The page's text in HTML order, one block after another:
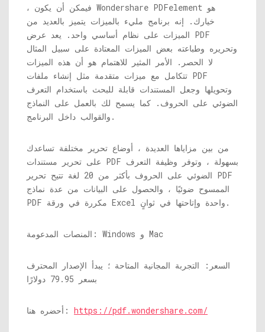
، فيمكن أن يكون Wondershare PDFelement هو
خيارك. إنه برنامج مليء بالميزات يتميز بالعديد من
الميزات على نظام أساسي واحد. يعد عرض PDF
وتحريره وطباعته بعض الميزات المعتادة على سبيل المثال
لا الحصر. الأمر المثير للاهتمام هو أن هذه الميزات
تتكامل مع ميزات متقدمة مثل إنشاء ملفات PDF
وتحويلها وجعل المستندات قابلة للبحث باستخدام التعرف
الضوئي على الحروف. كما يسمح لك بالعمل على النماذج
والقوالب داخل البرنامج.
من بين مزاياها العديدة ، أوضاع تحرير مختلفة تساعدك
على تحرير مستندات PDF بسهولة ، وتوفر وظيفة التعرف
الضوئي على الحروف بأكثر من 20 لغة تتيح تحرير PDF
الممسوح ضوئيًا ، والحصول على البيانات من عدة نماذج
PDF مكررة في ورقة Excel واحدة وإتاحتها في ثوانٍ.
المنصات المدعومة: Windows و Mac
السعر: التجربة المجانية المتاحة ؛ يبدأ الإصدار المحترف
بسعر 79.95 دولارًا
أحضره هنا: https://pdf.wondershare.com/